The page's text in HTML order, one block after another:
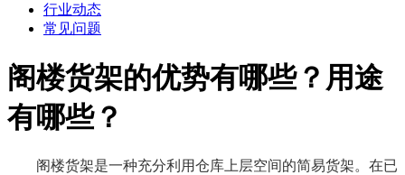
行业动态
常见问题
阁楼货架的优势有哪些？用途
有哪些？
阁楼货架是一种充分利用仓库上层空间的简易货架。在已